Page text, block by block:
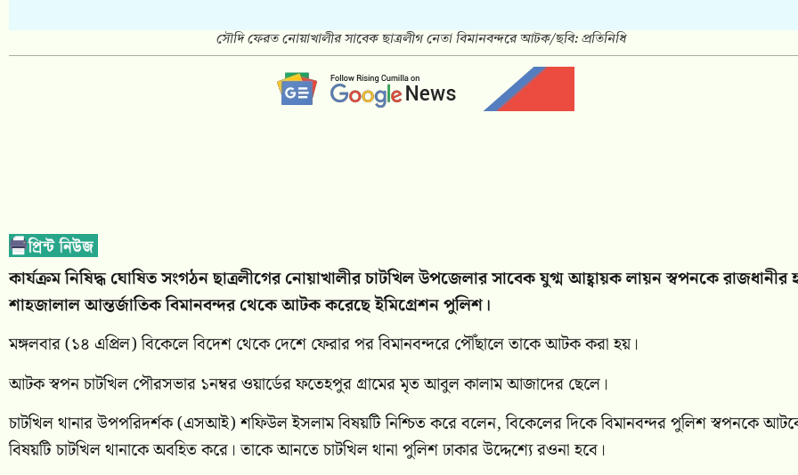
সৌদি ফেরত নোয়াখালীর সাবেক ছাত্রলীগ নেতা বিমানবন্দরে আটক/ছবি: প্রতিনিধি
কার্যক্রম নিষিদ্ধ ঘোষিত সংগঠন ছাত্রলীগের নোয়াখালীর চাটখিল উপজেলার সাবেক যুগ্ম আহ্বায়ক লায়ন স্বপনকে রাজধানীর
শাহজালাল আন্তর্জাতিক বিমানবন্দর থেকে আটক করেছে ইমিগ্রেশন পুলিশ।
মঙ্গলবার (১৪ এপ্রিল) বিকেলে বিদেশ থেকে দেশে ফেরার পর বিমানবন্দরে পৌঁছালে তাকে আটক করা হয়।
আটক স্বপন চাটখিল পৌরসভার ১নম্বর ওয়ার্ডের ফতেহপুর গ্রামের মৃত আবুল কালাম আজাদের ছেলে।
চাটখিল থানার উপপরিদর্শক (এসআই) শফিউল ইসলাম বিষয়টি নিশ্চিত করে বলেন, বিকেলের দিকে বিমানবন্দর পুলিশ স্বপনকে
বিষয়টি চাটখিল থানাকে অবহিত করে। তাকে আনতে চাটখিল থানা পুলিশ ঢাকার উদ্দেশ্যে রওনা হবে।